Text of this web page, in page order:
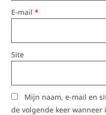
E-mail*
Site
Mijn naam, e-mail en
de volgende keer wanneer